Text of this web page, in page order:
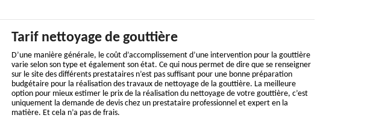
Tarif nettoyage de gouttière
D’une manière générale, le coût d’accomplissement d’une intervention pour la gouttière
varie selon son type et également son état. Ce qui nous permet de dire que se renseigner
sur le site des différents prestataires n’est pas suffisant pour une bonne préparation
budgétaire pour la réalisation des travaux de nettoyage de la gouttière. La meilleure
option pour mieux estimer le prix de la réalisation du nettoyage de votre gouttière, c’est
uniquement la demande de devis chez un prestataire professionnel et expert en la
matière. Et cela n’a pas de frais.